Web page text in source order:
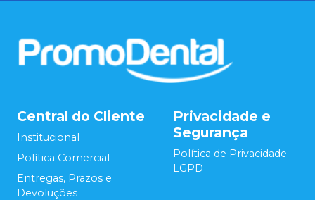
Central do Cliente
Institucional
Política Comercial
Entregas, Prazos e
Devoluções
Privacidade e
Segurança
Política de Privacidade -
LGPD